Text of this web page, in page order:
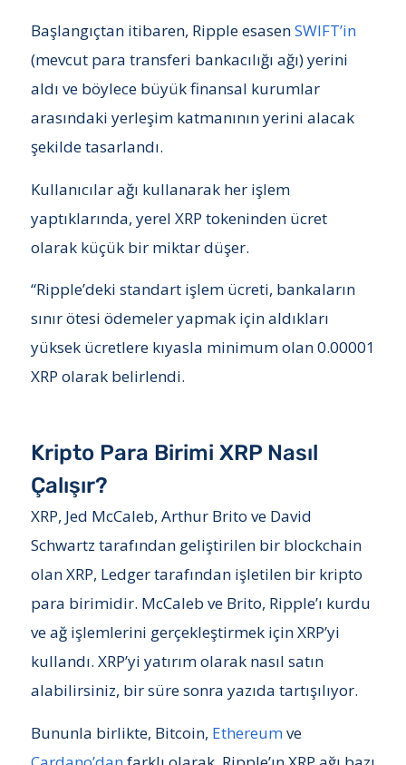
Başlangıçtan itibaren, Ripple esasenSWIFT’in
(mevcut para transferi bankacılığı ağı) yerini
aldı ve böylece büyük finansal kurumlar
arasındaki yerleşim katmanının yerini alacak
şekilde tasarlandı.
Kullanıcılar ağı kullanarak her işlem
yaptıklarında, yerel XRP tokeninden ücret
olarak küçük bir miktar düşer.
“Ripple’deki standart işlem ücreti, bankaların
sınır ötesi ödemeler yapmak için aldıkları
yüksek ücretlere kıyasla minimum olan 0.00001
XRP olarak belirlendi.
Kripto Para Birimi XRP Nasıl
Çalışır?
XRP, Jed McCaleb, Arthur Brito ve David
Schwartz tarafından geliştirilen bir blockchain
olan XRP, Ledger tarafından işletilen bir kripto
para birimidir. McCaleb ve Brito, Ripple’ı kurdu
ve ağ işlemlerini gerçekleştirmek için XRP’yi
kullandı. XRP’yi yatırım olarak nasıl satın
alabilirsiniz, bir süre sonra yazıda tartışılıyor.
Bununla birlikte, Bitcoin, Ethereumve